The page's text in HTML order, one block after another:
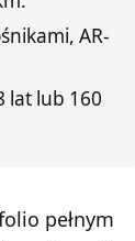
AR-
lat lub 160
pełnym